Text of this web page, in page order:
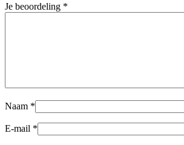
Je beoordeling *
Naam *
E-mail *